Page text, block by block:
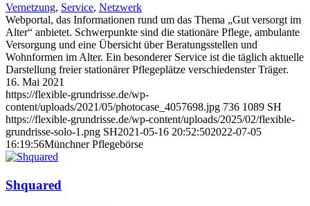
Vernetzung, Service, Netzwerk
Webportal, das Informationen rund um das Thema „Gut versorgt im
Alter“ anbietet. Schwerpunkte sind die stationäre Pflege, ambulante
Versorgung und eine Übersicht über Beratungsstellen und
Wohnformen im Alter. Ein besonderer Service ist die täglich aktuelle
Darstellung freier stationärer Pflegeplätze verschiedenster Träger.
16. Mai 2021
https://flexible-grundrisse.de/wp-
content/uploads/2021/05/photocase_4057698.jpg 736 1089 SH
https://flexible-grundrisse.de/wp-content/uploads/2025/02/flexible-
grundrisse-solo-1.png SH2021-05-16 20:52:502022-07-05
16:19:56Münchner Pflegebörse
Shquared